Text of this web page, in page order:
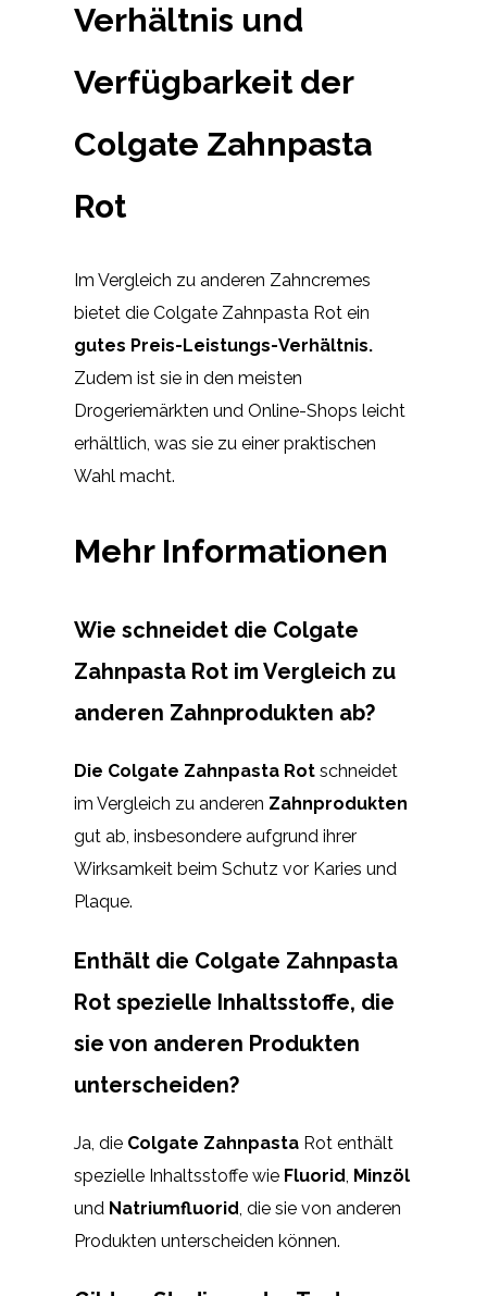
Verhältnis und
Verfügbarkeit der
Colgate Zahnpasta
Rot
Im Vergleich zu anderen Zahncremes
bietet die Colgate Zahnpasta Rot ein
gutes Preis-Leistungs-Verhältnis.
Zudem ist sie in den meisten
Drogeriemärkten und Online-Shops leicht
erhältlich, was sie zu einer praktischen
Wahl macht.
Mehr Informationen
Wie schneidet die Colgate
Zahnpasta Rot im Vergleich zu
anderen Zahnprodukten ab?
Die Colgate Zahnpasta Rot schneidet
im Vergleich zu anderen Zahnprodukten
gut ab, insbesondere aufgrund ihrer
Wirksamkeit beim Schutz vor Karies und
Plaque.
Enthält die Colgate Zahnpasta
Rot spezielle Inhaltsstoffe, die
sie von anderen Produkten
unterscheiden?
Ja, die Colgate Zahnpasta Rot enthält
spezielle Inhaltsstoffe wie Fluorid, Minzöl
und Natriumfluorid, die sie von anderen
Produkten unterscheiden können.